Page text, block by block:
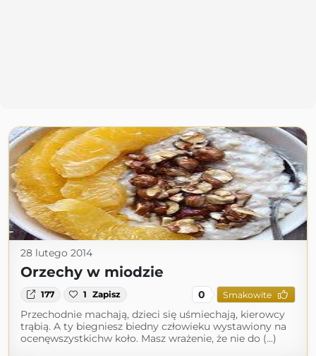
28 lutego 2014
Orzechy w miodzie
177 1 Zapisz 0 Smakowite
Przechodnie machają, dzieci się uśmiechają, kierowcy
trąbią. A ty biegniesz biedny człowieku wystawiony na
ocenęwszystkichw koło. Masz wrażenie, że nie do (...)